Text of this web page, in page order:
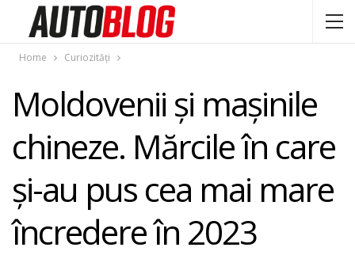
Home Curiozități
Moldovenii și mașinile
chineze. Mărcile în care
și-au pus cea mai mare
încredere în 2023